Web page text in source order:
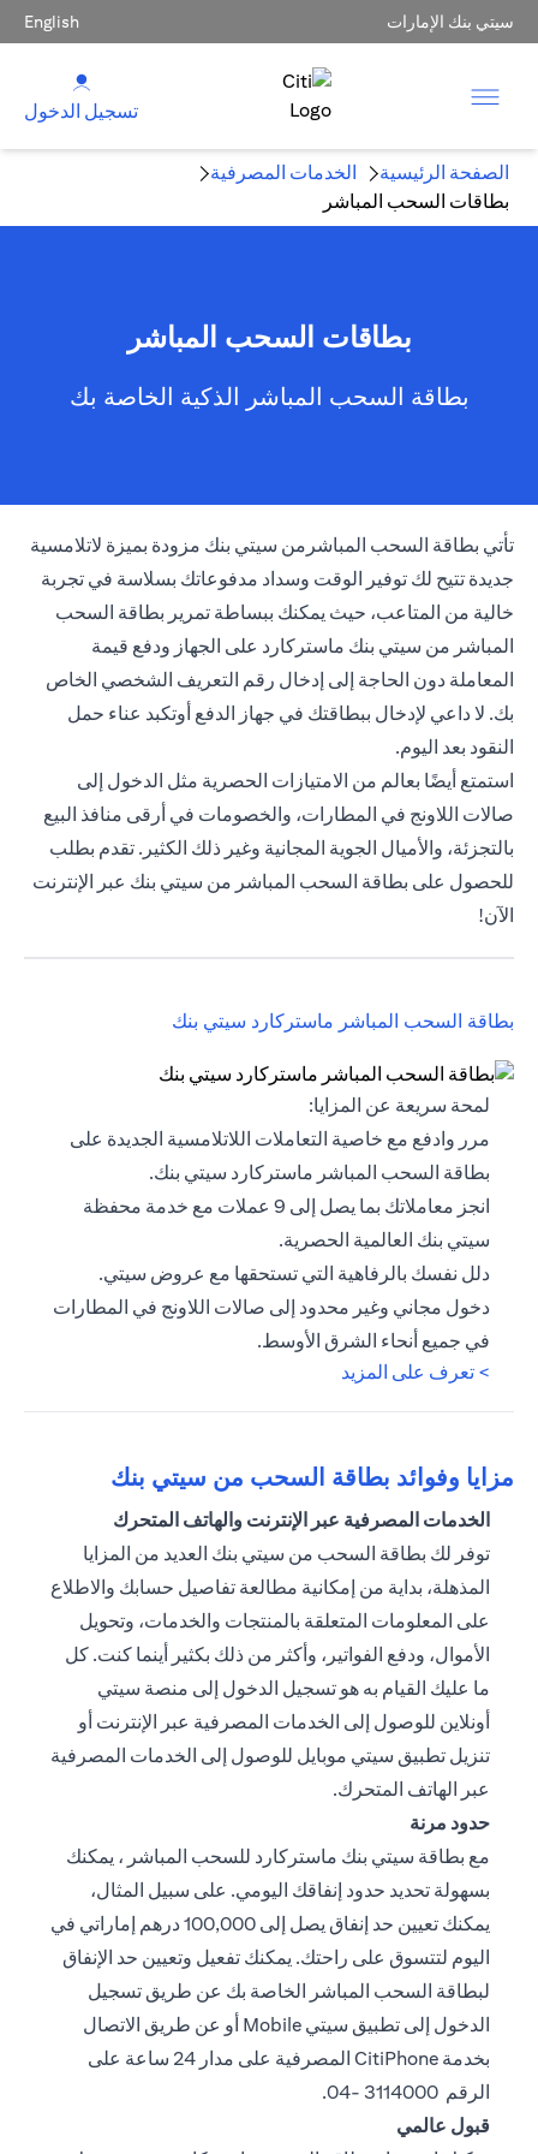
سيتي بنك الإمارات English
تسجيل الدخول
الصفحة الرئيسية
الخدمات المصرفية
بطاقات السحب المباشر
بطاقات السحب المباشر
بطاقة السحب المباشر الذكية الخاصة بك
تأتي بطاقة السحب المباشرمن سيتي بنك مزودة بميزة لاتلامسية
جديدة تتيح لك توفير الوقت وسداد مدفوعاتك بسلاسة في تجربة
خالية من المتاعب، حيث يمكنك ببساطة تمرير بطاقة السحب
المباشر من سيتي بنك ماستركارد على الجهاز ودفع قيمة
المعاملة دون الحاجة إلى إدخال رقم التعريف الشخصي الخاص
بك. لا داعي لإدخال ببطاقتك في جهاز الدفع أوتكبد عناء حمل
النقود بعد اليوم.
استمتع أيضًا بعالم من الامتيازات الحصرية مثل الدخول إلى
صالات اللاونج في المطارات، والخصومات في أرقى منافذ البيع
بالتجزئة، والأميال الجوية المجانية وغير ذلك الكثير. تقدم بطلب
للحصول على بطاقة السحب المباشر من سيتي بنك عبر الإنترنت
الآن!
بطاقة السحب المباشر ماستركارد سيتي بنك
opens in a new tab
لمحة سريعة عن المزايا:
مرر وادفع مع خاصية التعاملات اللاتلامسية الجديدة على
بطاقة السحب المباشر ماستركارد سيتي بنك.
انجز معاملاتك بما يصل إلى 9 عملات مع خدمة محفظة
سيتي بنك العالمية الحصرية.
دلل نفسك بالرفاهية التي تستحقها مع عروض سيتي.
دخول مجاني وغير محدود إلى صالات اللاونج في المطارات
في جميع أنحاء الشرق الأوسط.
> تعرف على المزيد
مزايا وفوائد بطاقة السحب من سيتي بنك
الخدمات المصرفية عبر الإنترنت والهاتف المتحرك
توفر لك بطاقة السحب من سيتي بنك العديد من المزايا
المذهلة، بداية من إمكانية مطالعة تفاصيل حسابك والاطلاع
على المعلومات المتعلقة بالمنتجات والخدمات، وتحويل
الأموال، ودفع الفواتير، وأكثر من ذلك بكثير أينما كنت. كل
ما عليك القيام به هو تسجيل الدخول إلى منصة سيتي
أونلاين للوصول إلى الخدمات المصرفية عبر الإنترنت أو
تنزيل تطبيق سيتي موبايل للوصول إلى الخدمات المصرفية
عبر الهاتف المتحرك.
حدود مرنة
مع بطاقة سيتي بنك ماستركارد للسحب المباشر ، يمكنك
بسهولة تحديد حدود إنفاقك اليومي. على سبيل المثال،
يمكنك تعيين حد إنفاق يصل إلى 100,000 درهم إماراتي في
اليوم لتتسوق على راحتك. يمكنك تفعيل وتعيين حد الإنفاق
لبطاقة السحب المباشر الخاصة بك عن طريق تسجيل
الدخول إلى تطبيق سيتي Mobile أو عن طريق الاتصال
بخدمة CitiPhone المصرفية على مدار 24 ساعة على
الرقم 3114000 -04.
قبول عالمي